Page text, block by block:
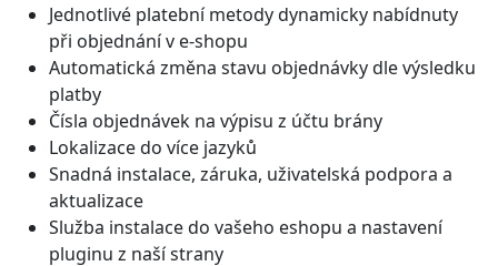
Jednotlivé platební metody dynamicky nabídnuty
při objednání v e-shopu
Automatická změna stavu objednávky dle výsledku
platby
Čísla objednávek na výpisu z účtu brány
Lokalizace do více jazyků
Snadná instalace, záruka, uživatelská podpora a
aktualizace
Služba instalace do vašeho eshopu a nastavení
pluginu z naší strany